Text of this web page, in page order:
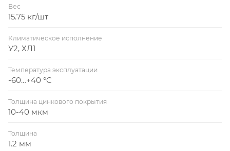
Вес
15.75 кг/шт
Климатическое исполнение
У2, ХЛ1
Температура эксплуатации
-60…+40 °C
Толщина цинкового покрытия
10-40 мкм
Толщина
1.2 мм